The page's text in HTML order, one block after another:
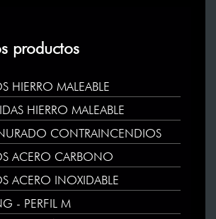
productos
HIERRO MALEABLE
HIERRO MALEABLE
CONTRAINCENDIOS
ACERO CARBONO
ACERO INOXIDABLE
- PERFIL M